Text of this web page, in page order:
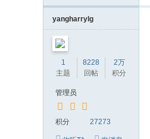
yangharrylg
1
主题
8228
回帖
2万
积分
管理员
积分 27273